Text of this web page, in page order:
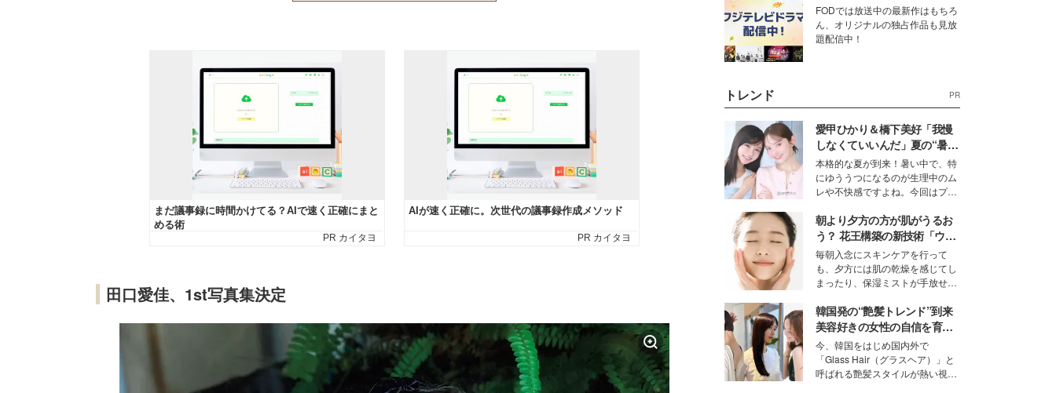
田口愛佳、1st写真集決定
FODでは放送中の最新作はもちろ
ん、オリジナルの独占作品も見放
題配信中！
トレンド PR
愛甲ひかり＆橋下美好「我慢
しなくていいんだ」夏の“暑さ
対策”の新しい選択肢とは？
本格的な夏が到来！暑い中で、特
にゆううつになるのが生理中のム
レや不快感ですよね。今回はプラ
モデル・愛甲ひかりさんと橋下美
好さんを迎えて本音で女子会トー
ク。猛暑のお出かけを快適に過ご
すヒントや、2人が感動した夏の
生理の新常識にも迫りました。
朝より夕方の方が肌がうるお
う？ 花王構築の新技術「ウォ
ーターキャプチャリングスキ
ン（捕水肌）」がスキンケア
の常識を変える予感
毎朝入念にスキンケアを行って
も、夕方には肌の乾燥を感じてし
まったり、保湿ミストが手放せな
な美容の常識を大きく変える可能
性を秘めた、革新的な「Water
Capturing Skin（ウォーターキャ
プチャリングスキン：捕水肌）」
技術を、花王が構築した。
韓国発の“艶髪トレンド”到来
美容好きの女性の自信を育む
「ヘアケア事情」って？
今、韓国をはじめ国内外で
「Glass Hair（グラスヘア）」と
呼ばれる艶髪スタイルが熱い視線